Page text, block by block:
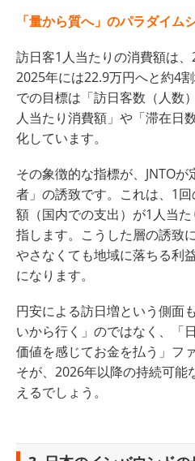
「量から質へ」のパラダイム
訪日客1人当たりの消費額は、
2025年には22.9万円へと約4
での目標は「訪日客数（人数
人当たり消費額」や「滞在日
化しています。
その象徴的な指標が、JNTO
者」の誘致です。これは、1
額（国内での支出）が1人当
指します。こうした層の誘致
やさなくても地域に落ちる利
になります。
円安による訪日増という側面
いから行く」のではなく、「
価値を感じてお金を払う」フ
そが、2026年以降の持続可能
えるでしょう。